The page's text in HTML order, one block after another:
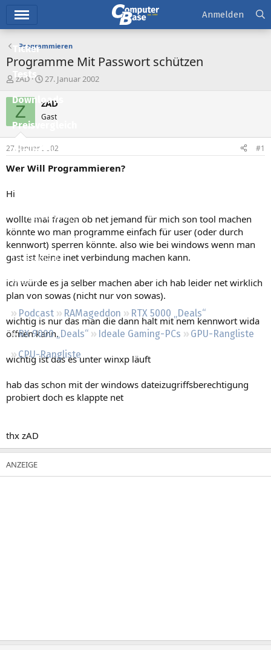
Ticker
Tests
Downloads
Preisvergleich
Forum
Aktuelles
Neue Beiträge
Neueste Aktivitäten
Leserartikel
Regeln
Podcast RAMageddon
RTX 5000 „Deals“
RX 9000 „Deals“
Ideale Gaming-PCs
GPU-Rangliste
CPU-Rangliste
Anmelden
Programmieren
Programme Mit Passwort schützen
E
s
t
e
e
r
zAD
E
s
e
t
a
27. Januar 2002
Z zAD
Gast
27. Januar 2002 #1
Wer Will Programmieren?
Hi
wollte mal fragen ob net jemand für mich son tool machen
könnte wo man programme einfach für user (oder durch
kennwort) sperren könnte. also wie bei windows wenn man
gast ist keine inet verbindung machen kann.
ich würde es ja selber machen aber ich hab leider net wirklich
plan von sowas (nicht nur von sowas).
wichtig is nur das man die dann halt mit nem kennwort wida
öffnen kann.
wichtig ist das es unter winxp läuft
hab das schon mit der windows dateizugriffsberechtigung
probiert doch es klappte net
thx zAD